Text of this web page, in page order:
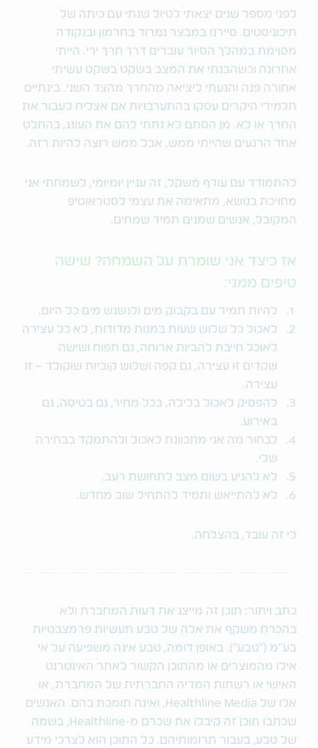
לפני מספר שנים יצאתי לטיול שנתי עם כיתה של
תיכוניסטים. סיירנו במבצר נמרוד בחרמון ובנקודה
מסוימת במהלך הסיור עוברים דרך חרך ירי. הייתי
אחרונה וכשהבנתי את המצב בשקט בשקט עשיתי
אחורה פנה והגעתי ליציאה מהחרך מהצד השני. בינתיים
תלמידי היקרים עסקו בהתערבויות אם אצליח לעבור את
החרך או לא. מן הסתם לא נתתי להם את העונג, בהחלט
אחד הרגעים שהייתי ממש, אבל ממש רוצה להיות רזה.
להתמודד עם עודף משקל, זה עניין יומיומי, לשמחתי אני
מחויכת בנושא, מתאימה את עצמי לסטראוטיפ
המקובל, אנשים שמנים תמיד שמחים.
אז כיצד אני שומרת על השמחה? שישה
טיפים ממני:
להיות תמיד עם בקבוק מים ולנשנש מים כל היום.
לאכול כל שלוש שעות במנות מדודות, לא כל עצירה
לאוכל חייבת להביות ארוחה, גם תפוח ושישה
שקדים זו עצירה, גם קפה ושלוש קוביות שוקולד – זו
עצירה.
להפסיק לאכול בלילה, בכל מחיר, גם בטיסה, גם
באירוע.
לבחור מה אני מתכוונת לאכול ולהתמקד בבחירה
שלי.
לא להגיע בשום מצב לתחושת רעב.
לא להתייאש ותמיד להתחיל שוב מחדש.
לי זה עובד, בהצלחה.
כתב ויתור: תוכן זה מייצג את דעות המחברת ולא
בהכרח משקף את אלה של טבע תעשיות פרמצבטיות
בע"מ ("טבע"). באופן דומה, טבע אינה משפיעה על אי
אילו מהמוצרים או מהתוכן הקשור לאתר האינטרנט
האישי או רשתות המדיה החברתית של המחברת, או
אלו של Healthline Media, ואינה תומכת בהם. האנשים
שכתבו תוכן זה קיבלו את שכרם מ-Healthline, בשמה
של טבע‚ בעבור תרומותיהם. כל התוכן הוא לצרכי מידע